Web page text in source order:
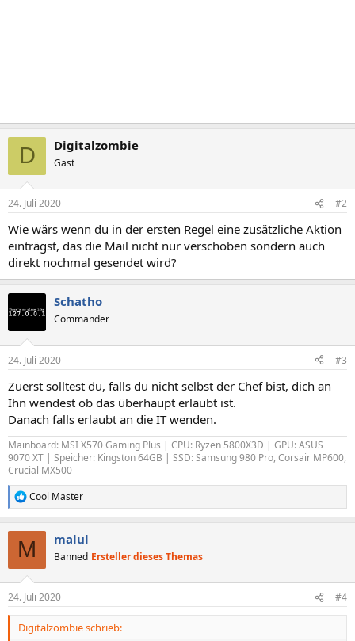
D Digitalzombie
Gast
24. Juli 2020 #2
Wie wärs wenn du in der ersten Regel eine zusätzliche Aktion
einträgst, das die Mail nicht nur verschoben sondern auch
direkt nochmal gesendet wird?
Schatho
Commander
24. Juli 2020 #3
Zuerst solltest du, falls du nicht selbst der Chef bist, dich an
Ihn wendest ob das überhaupt erlaubt ist.
Danach falls erlaubt an die IT wenden.
Mainboard: MSI X570 Gaming Plus | CPU: Ryzen 5800X3D | GPU: ASUS
9070 XT | Speicher: Kingston 64GB | SSD: Samsung 980 Pro, Corsair MP600,
Crucial MX500
R
e
e
n
Cool Master
M malul
Banned Ersteller dieses Themas
24. Juli 2020 #4
Digitalzombie schrieb: